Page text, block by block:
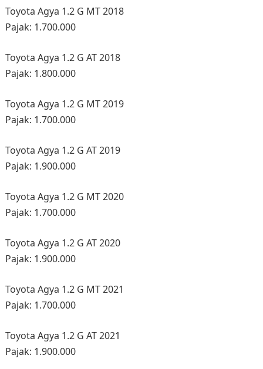
Toyota Agya 1.2 G MT 2018
Pajak: 1.700.000
Toyota Agya 1.2 G AT 2018
Pajak: 1.800.000
Toyota Agya 1.2 G MT 2019
Pajak: 1.700.000
Toyota Agya 1.2 G AT 2019
Pajak: 1.900.000
Toyota Agya 1.2 G MT 2020
Pajak: 1.700.000
Toyota Agya 1.2 G AT 2020
Pajak: 1.900.000
Toyota Agya 1.2 G MT 2021
Pajak: 1.700.000
Toyota Agya 1.2 G AT 2021
Pajak: 1.900.000